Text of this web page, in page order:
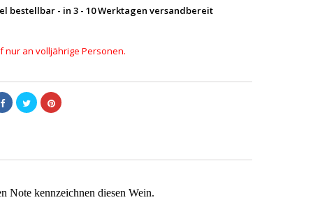
bestellbar - in 3 - 10 Werktagen versandbereit
nur an volljährige Personen.
Note kennzeichnen diesen Wein.